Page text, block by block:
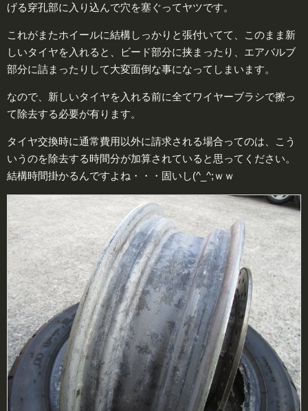
げる穿孔部に入り込んで穴を塞ぐってヤツです。
これがまたホイールに結構しっかりと張付いてて、このまま新
しいタイヤを入れると、ビード部分に挟まったり、エアバルブ
部分に詰まったりして大変面倒な事になってしまいます。
なので、新しいタイヤを入れる前に全てワイヤーブラシで擦っ
て除去する必要が有ります。
タイヤ交換時に通常費用以外に請求される場合ってのは、こう
いうのを除去する時間分が加算されていると思ってください。
結構時間掛かるんですよね・・・固いし(^_^;ｗｗ